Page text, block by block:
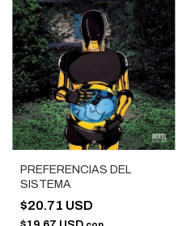
PREFERENCIAS DEL
SISTEMA
$20.71 USD